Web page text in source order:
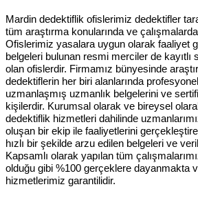
Mardin dedektiflik ofislerimiz dedektifler
tüm araştırma konularında ve
Ofislerimiz yasalara uygun olarak faaliyet
belgeleri bulunan resmi merciler de kayıtlı
olan ofislerdir. Firmamız bünyesinde
dedektiflerin her biri alanlarında
uzmanlaşmış uzmanlık belgelerini ve
kişilerdir. Kurumsal olarak ve bireysel
dedektiflik hizmetleri dahilinde
oluşan bir ekip ile faaliyetlerini
hızlı bir şekilde arzu edilen belgeleri ve
Kapsamlı olarak yapılan tüm
olduğu gibi %100 gerçeklere dayanmakta
hizmetlerimiz garantilidir.